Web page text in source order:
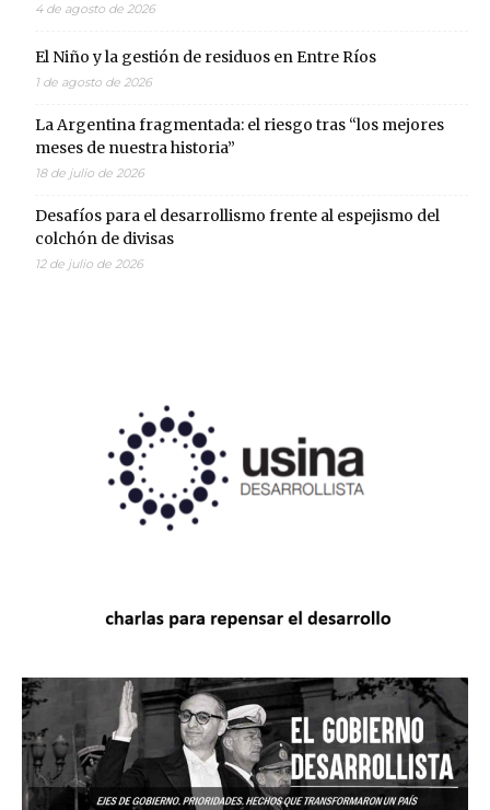
4 de agosto de 2026
El Niño y la gestión de residuos en Entre Ríos
1 de agosto de 2026
La Argentina fragmentada: el riesgo tras “los mejores
meses de nuestra historia”
18 de julio de 2026
Desafíos para el desarrollismo frente al espejismo del
colchón de divisas
12 de julio de 2026